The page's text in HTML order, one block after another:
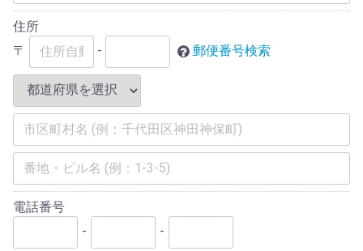
住所
〒
- 郵便番号検索
電話番号
-
-